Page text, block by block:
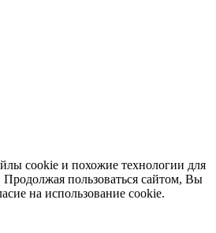
cookie и похожие технологии для
Продолжая пользоваться сайтом, Вы
на использование cookie.